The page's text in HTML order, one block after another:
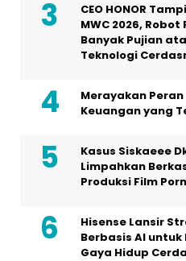
CEO HONOR
MWC 2026,
Banyak Pujian
Teknologi
Merayakan
Keuangan yang
Kasus Siskaeee
Limpahkan
Produksi Film
Hisense Lansir
Berbasis AI untuk
Gaya Hidup